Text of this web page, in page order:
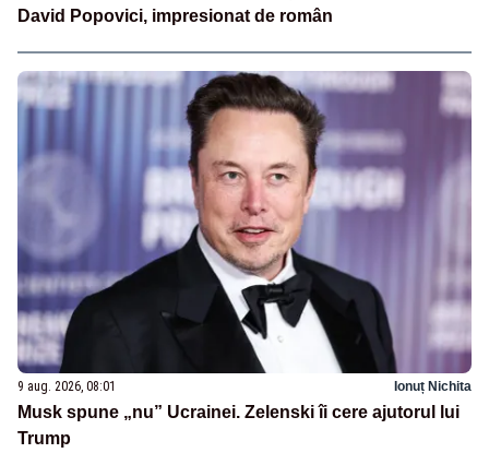
David Popovici, impresionat de român
9 aug. 2026, 08:01 Ionuț Nichita
Musk spune „nu” Ucrainei. Zelenski îi cere ajutorul lui
Trump